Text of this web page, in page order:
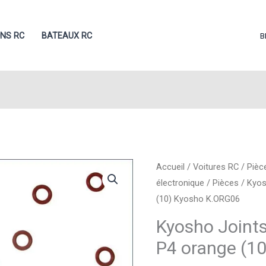
RC BATEAUX RC
Accueil /Voitures RC /
électronique /Pièces /
(10) Kyosho K.ORG06
Kyosho
P4 orange